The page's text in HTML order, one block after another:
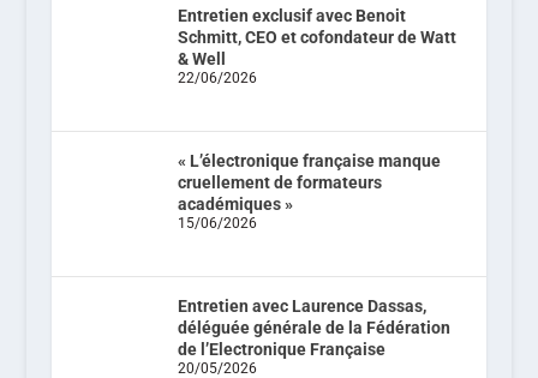
Entretien exclusif avec Benoit
Schmitt, CEO et cofondateur de Watt
& Well
22/06/2026
« L’électronique française manque
cruellement de formateurs
académiques »
15/06/2026
Entretien avec Laurence Dassas,
déléguée générale de la Fédération
de l’Electronique Française
20/05/2026